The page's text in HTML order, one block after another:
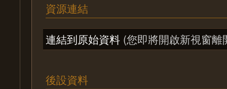
資源連結
連結到原始資料 (您即將開啟新視窗離
後設資料